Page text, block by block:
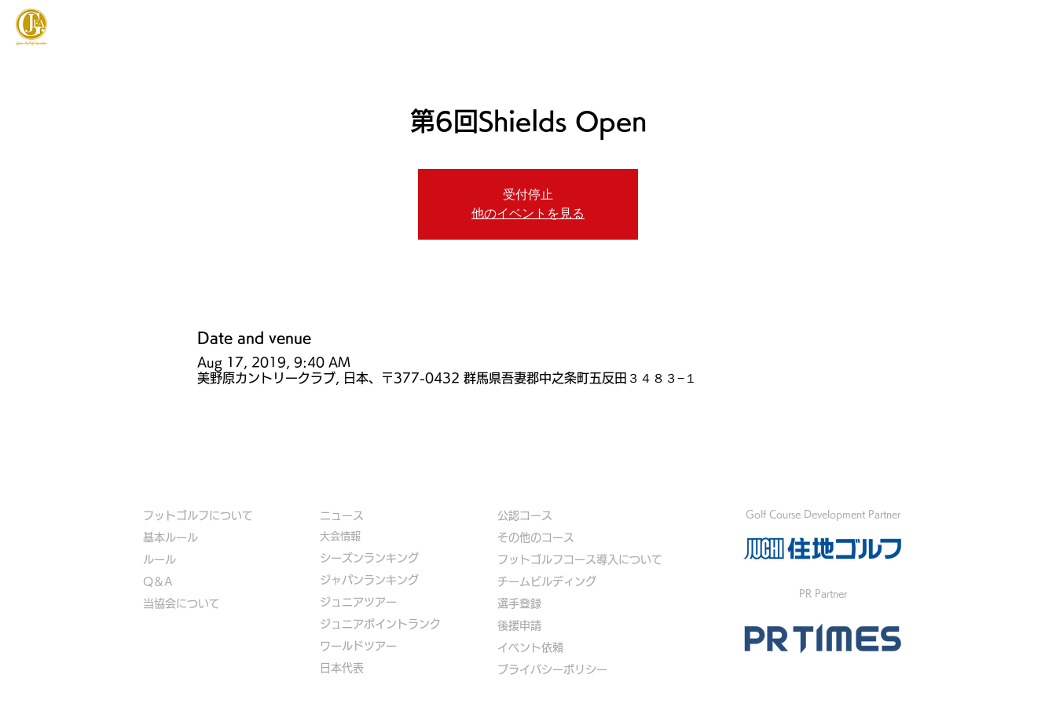
第6回Shields Open
受付停止
他のイベントを見る
Date and venue
Aug 17, 2019, 9:40 AM
美野原カントリークラブ, 日本、〒377-0432 群馬県吾妻郡中之条町五反田３４８３−１
フットゴルフについて
基本ルール
ルール
Q＆A
​当協会について
​ニュース
大会情報
シーズンランキング
ジャパンランキング
ジュニアツアー
ジュニアポイントランク
​ワールドツアー
​​日本代表
公認コース
​その他のコース
​ フットゴルフコース導入について
​チームビルディング
選手登録​
​後援申請
​イベント依頼
プライバシーポリシー
Golf Course Development Partner
PR Partner